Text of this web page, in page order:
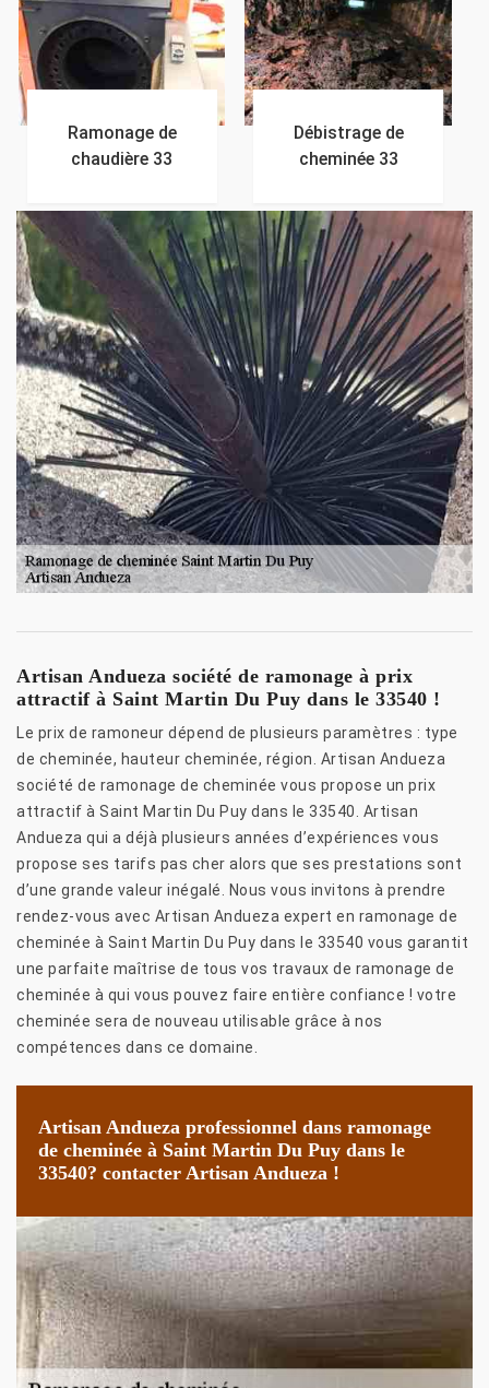
Ramonage de
chaudière 33
Débistrage de
cheminée 33
Artisan Andueza société de ramonage à prix
attractif à Saint Martin Du Puy dans le 33540 !
Le prix de ramoneur dépend de plusieurs paramètres : type
de cheminée, hauteur cheminée, région. Artisan Andueza
société de ramonage de cheminée vous propose un prix
attractif à Saint Martin Du Puy dans le 33540. Artisan
Andueza qui a déjà plusieurs années d’expériences vous
propose ses tarifs pas cher alors que ses prestations sont
d’une grande valeur inégalé. Nous vous invitons à prendre
rendez-vous avec Artisan Andueza expert en ramonage de
cheminée à Saint Martin Du Puy dans le 33540 vous garantit
une parfaite maîtrise de tous vos travaux de ramonage de
cheminée à qui vous pouvez faire entière confiance ! votre
cheminée sera de nouveau utilisable grâce à nos
compétences dans ce domaine.
Artisan Andueza professionnel dans ramonage
de cheminée à Saint Martin Du Puy dans le
33540? contacter Artisan Andueza !